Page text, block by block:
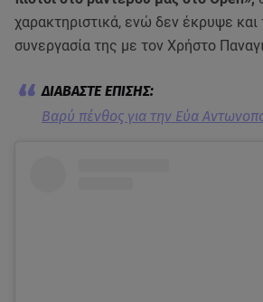
χαρακτηριστικά, ενώ δεν έκρυψε και
συνεργασία της με τον Χρήστο
Βαρύ πένθος για την Εύα